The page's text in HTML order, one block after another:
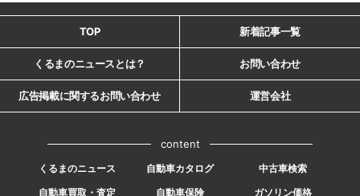
TOP 新着記事一覧
くるまのニュースとは？ お問い合わせ
広告掲載に関するお問い合わせ 運営会社
content
くるまのニュース 自動車カタログ
中古車検索
自動車買取・査定
自動車保険 ガソリン価格